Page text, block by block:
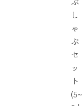
し
ゃ
ぶ
セ
ッ
ト
(5~